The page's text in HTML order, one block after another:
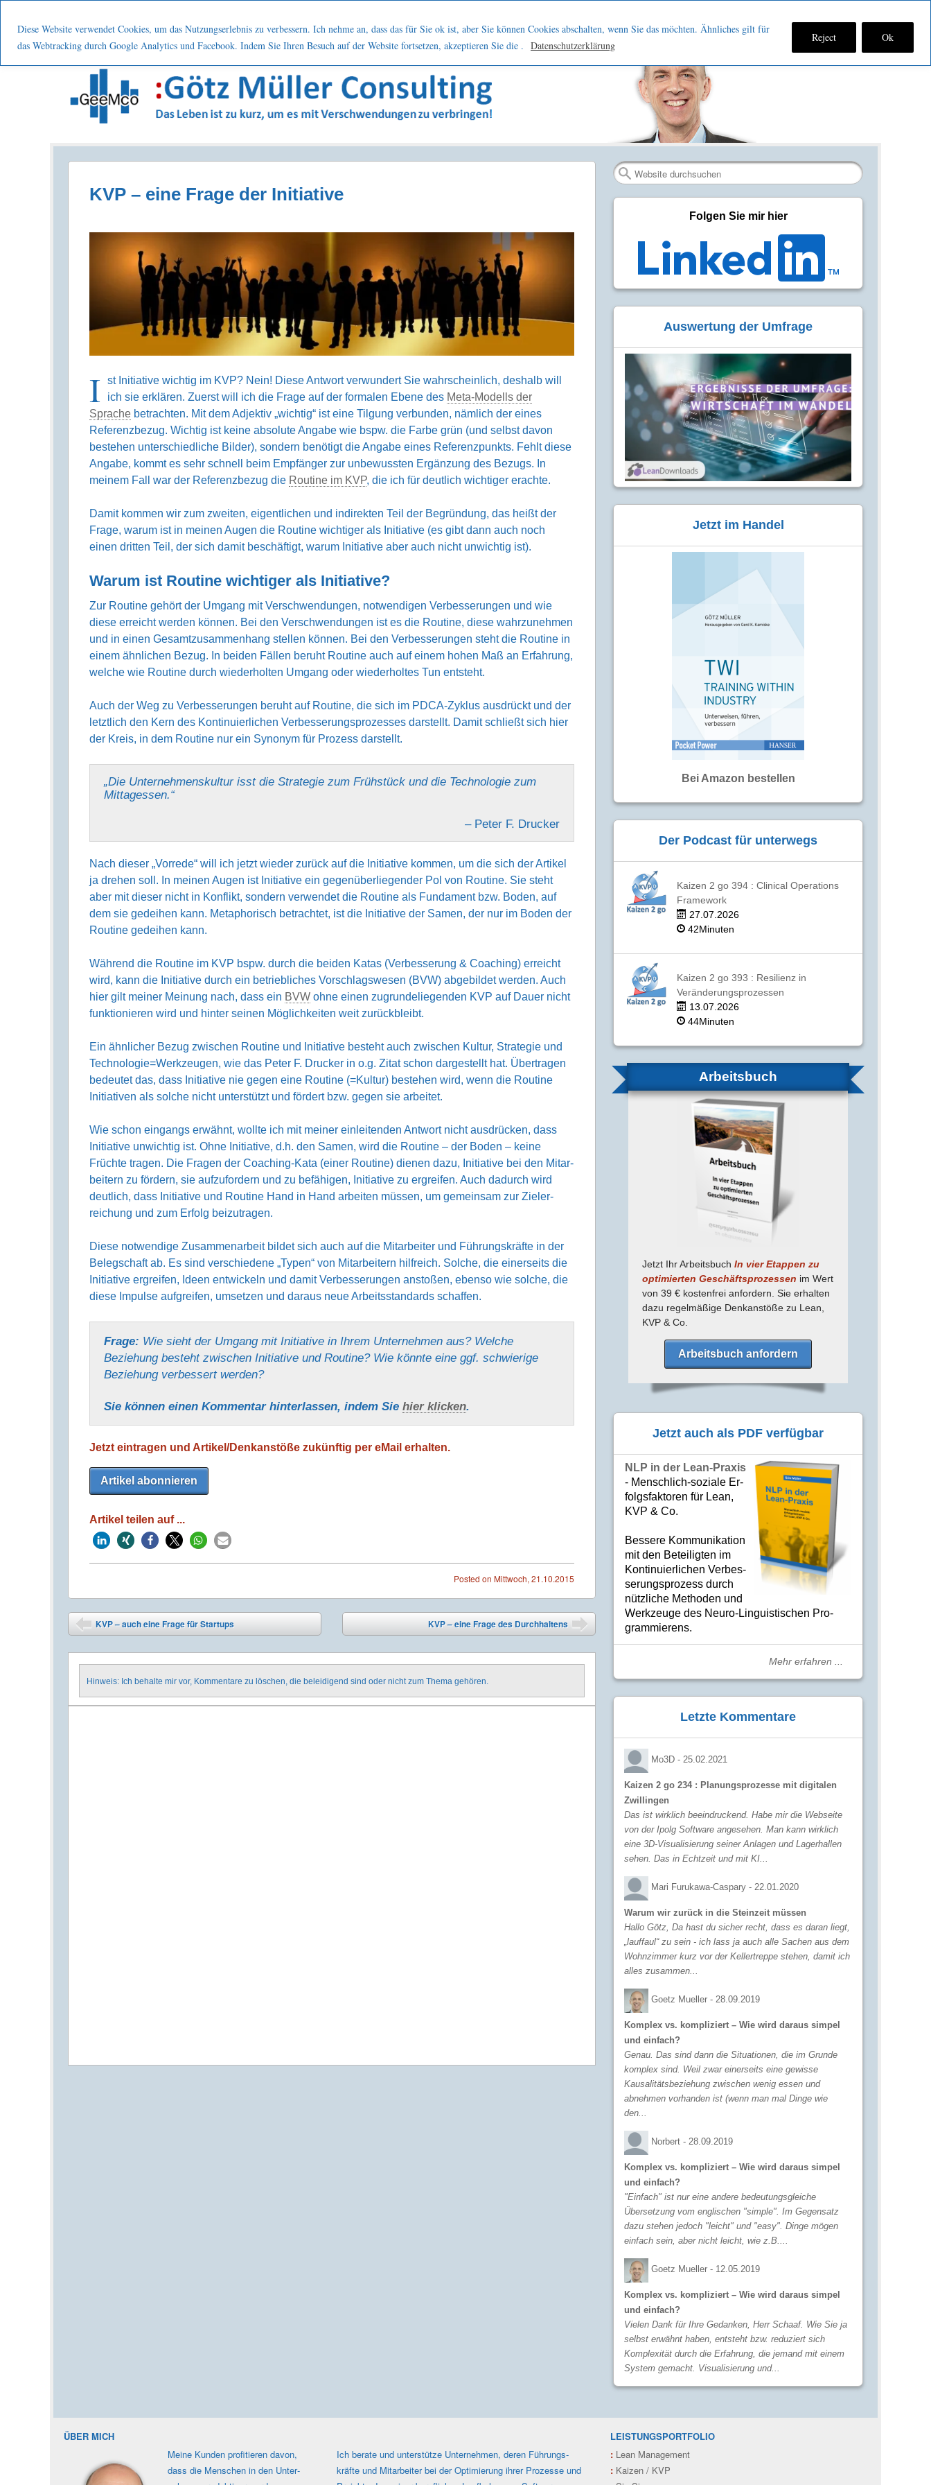
Diese Website verwendet Cookies, um das Nutzungserlebnis zu verbessern. Ich nehme an, dass das für Sie ok ist, aber Sie können Cookies abschalten, wenn Sie das möchten. Ähnliches gilt für
das Webtracking durch Google Analytics und Facebook. Indem Sie Ihren Besuch auf der Website fortsetzen, akzeptieren Sie die . Datenschutzerklärung
Reject Ok
Menu
Start
Leistung Nutzen Über mich Netzwerk Kontakt Blog
Podcast
Fan Verbinden
RSS-
Prozesse . Systematisch . Kontinuierlich . Verbessern
Search
KVP – eine Frage der Initiative
I
st Initiative wichtig im KVP? Nein! Diese Antwort verwundert Sie wahrscheinlich, deshalb will
ich sie erklären. Zuerst will ich die Frage auf der formalen Ebene des Meta-Modells der
Sprache betrachten. Mit dem Adjektiv „wichtig“ ist eine Tilgung verbunden, nämlich der eines
Referenz­bezug. Wichtig ist keine absolute Angabe wie bspw. die Farbe grün (und selbst davon
bestehen unter­schied­liche Bilder), sondern benötigt die Angabe eines Referenz­punkts. Fehlt diese
Angabe, kommt es sehr schnell beim Empfänger zur unbewussten Ergänzung des Bezugs. In
meinem Fall war der Referenz­bezug die Routine im KVP, die ich für deutlich wich­tiger erachte.
Damit kommen wir zum zweiten, eigentlichen und indirekten Teil der Begrün­dung, das heißt der
Frage, warum ist in meinen Augen die Routine wich­tiger als Initiative (es gibt dann auch noch
einen dritten Teil, der sich damit beschäftigt, warum Initiative aber auch nicht unwichtig ist).
Warum ist Routine wichtiger als Initiative?
Zur Routine gehört der Umgang mit Verschwen­dungen, notwendigen Verbesse­rungen und wie
diese erreicht werden können. Bei den Verschwen­dungen ist es die Routine, diese wahrzu­nehmen
und in einen Gesamt­zusammen­hang stellen können. Bei den Verbesse­rungen steht die Routine in
einem ähn­lichen Bezug. In beiden Fällen beruht Routine auch auf einem hohen Maß an Erfahrung,
welche wie Routine durch wieder­holten Umgang oder wieder­holtes Tun entsteht.
Auch der Weg zu Verbesse­rungen beruht auf Routine, die sich im PDCA-Zyklus ausdrückt und der
letzt­lich den Kern des Konti­nuier­lichen Verbes­serungs­prozesses darstellt. Damit schließt sich hier
der Kreis, in dem Routine nur ein Synonym für Prozess darstellt.
„Die Unternehmens­kultur isst die Strategie zum Frühstück und die Techno­logie zum
Mittagessen.“
– Peter F. Drucker
Nach dieser „Vorrede“ will ich jetzt wieder zurück auf die Initia­tive kommen, um die sich der Artikel
ja drehen soll. In meinen Augen ist Initiative ein gegen­über­lie­gender Pol von Routine. Sie steht
aber mit dieser nicht in Konflikt, sondern verwendet die Routine als Funda­ment bzw. Boden, auf
dem sie gedeihen kann. Metapho­risch betrachtet, ist die Initiative der Samen, der nur im Boden der
Routine gedeihen kann.
Während die Routine im KVP bspw. durch die beiden Katas (Verbes­serung & Coaching) erreicht
wird, kann die Initiative durch ein betrieb­liches Vorschlags­wesen (BVW) abgebildet werden. Auch
hier gilt meiner Meinung nach, dass ein BVW ohne einen zugrunde­liegenden KVP auf Dauer nicht
funk­tionieren wird und hinter seinen Möglich­keiten weit zurück­bleibt.
Ein ähnlicher Bezug zwischen Routine und Initiative besteht auch zwischen Kultur, Strategie und
Technologie=Werkzeugen, wie das Peter F. Drucker in o.g. Zitat schon dargestellt hat. Über­tragen
bedeutet das, dass Initiative nie gegen eine Routine (=Kultur) bestehen wird, wenn die Routine
Initiativen als solche nicht unterstützt und fördert bzw. gegen sie arbeitet.
Wie schon eingangs erwähnt, wollte ich mit meiner einlei­tenden Antwort nicht aus­drücken, dass
Initiative unwichtig ist. Ohne Initiative, d.h. den Samen, wird die Routine – der Boden – keine
Früchte tragen. Die Fragen der Coaching-Kata (einer Routine) dienen dazu, Initiative bei den Mitar­
beitern zu fördern, sie aufzu­fordern und zu befähigen, Initiative zu ergreifen. Auch dadurch wird
deutlich, dass Initiative und Routine Hand in Hand arbeiten müssen, um gemeinsam zur Zieler­
reichung und zum Erfolg beizutragen.
Diese notwendige Zusammen­arbeit bildet sich auch auf die Mitar­beiter und Führungs­kräfte in der
Beleg­schaft ab. Es sind verschie­dene „Typen“ von Mitar­beitern hilfreich. Solche, die einer­seits die
Initiative ergreifen, Ideen entwickeln und damit Verbesse­rungen anstoßen, ebenso wie solche, die
diese Impulse aufgreifen, umsetzen und daraus neue Arbeits­standards schaffen.
Frage: Wie sieht der Umgang mit Initiative in Ihrem Unter­nehmen aus? Welche
Beziehung besteht zwischen Initiative und Routine? Wie könnte eine ggf. schwierige
Beziehung verbessert werden?
Sie können einen Kommentar hinter­lassen, indem Sie hier klicken.
Jetzt eintragen und Artikel/Denkanstöße zukünftig per eMail erhalten.
Artikel abonnieren
Artikel teilen auf ...
Posted on Mittwoch, 21.10.2015
Post navigation
KVP – auch eine Frage für Startups
KVP – eine Frage des Durchhaltens
Hinweis: Ich behalte mir vor, Kommentare zu löschen, die beleidigend sind oder nicht zum Thema gehören.
Folgen Sie mir hier
Auswertung der Umfrage
Jetzt im Handel
Bei Amazon bestellen
Der Podcast für unterwegs
Kaizen 2 go 394 : Clinical Operations
Framework
27.07.2026
42Minuten
Kaizen 2 go 393 : Resilienz in
Veränderungsprozessen
13.07.2026
44Minuten
Arbeitsbuch
Jetzt Ihr Arbeitsbuch In vier Etappen zu
optimierten Geschäfts­prozessen im Wert
von 39 € kostenfrei anfordern. Sie erhalten
dazu regel­mäßige Denk­anstöße zu Lean,
KVP & Co.
Arbeitsbuch anfordern
Jetzt auch als PDF verfügbar
NLP in der Lean-Praxis
- Mensch­lich-soziale Er­
folgs­fak­to­ren für Lean,
KVP & Co.
Bes­se­re Kom­­mu­­ni­ka­tion
mit den Betei­lig­ten im
Kon­ti­nuier­li­chen Ver­bes­
se­rungs­­pro­­zess durch
nütz­­liche Me­­tho­­den und
Werk­­zeuge des Neuro-Linguis­­ti­schen Pro­­
gram­­mie­­rens.
Mehr erfahren ...
Letzte Kommentare
Mo3D - 25.02.2021
Kaizen 2 go 234 : Planungsprozesse mit digitalen
Zwillingen
Das ist wirklich beeindruckend. Habe mir die Webseite
von der Ipolg Software angesehen. Man kann wirklich
eine 3D-Visualisierung seiner Anlagen und Lagerhallen
sehen. Das in Echtzeit und mit KI...
Mari Furukawa-Caspary - 22.01.2020
Warum wir zurück in die Steinzeit müssen
Hallo Götz, Da hast du sicher recht, dass es daran liegt,
„lauffaul“ zu sein - ich lass ja auch alle Sachen aus dem
Wohnzimmer kurz vor der Kellertreppe stehen, damit ich
alles zusammen...
Goetz Mueller - 28.09.2019
Komplex vs. kompliziert – Wie wird daraus simpel
und einfach?
Genau. Das sind dann die Situationen, die im Grunde
komplex sind. Weil zwar einerseits eine gewisse
Kausalitätsbeziehung zwischen wenig essen und
abnehmen vorhanden ist (wenn man mal Dinge wie
den...
Norbert - 28.09.2019
Komplex vs. kompliziert – Wie wird daraus simpel
und einfach?
"Einfach" ist nur eine andere bedeutungsgleiche
Übersetzung vom englischen "simple". Im Gegensatz
dazu stehen jedoch "leicht" und "easy". Dinge mögen
einfach sein, aber nicht leicht, wie z.B....
Goetz Mueller - 12.05.2019
Komplex vs. kompliziert – Wie wird daraus simpel
und einfach?
Vielen Dank für Ihre Gedanken, Herr Schaaf. Wie Sie ja
selbst erwähnt haben, entsteht bzw. reduziert sich
Komplexität durch die Erfahrung, die jemand mit einem
System gemacht. Visualisierung und...
ÜBER MICH
Meine Kunden profi­tieren davon,
dass die Men­schen in den Unter­
Ich berate und unterstütze Unter­nehmen, deren Füh­rungs­
kräfte und Mit­arbeiter bei der Optimie­rung ihrer Prozesse und
LEISTUNGSPORTFOLIO
:Lean Management
:Kaizen / KVP